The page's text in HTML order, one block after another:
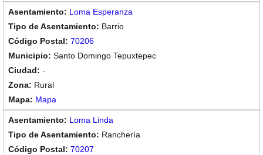
Loma Esperanza
Barrio
70206
Santo Domingo Tepuxtepec
-
Rural
Mapa
Loma Linda
Ranchería
70207